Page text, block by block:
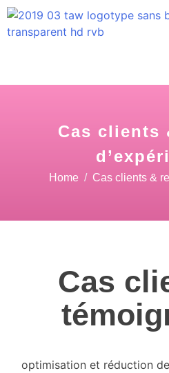
Cas clients
Home Cas clients &
Cas
optimisation et réduction